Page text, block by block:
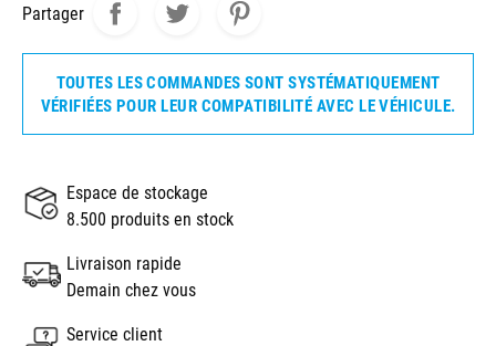
Partager
TOUTES LES COMMANDES SONT SYSTÉMATIQUEMENT
VÉRIFIÉES POUR LEUR COMPATIBILITÉ AVEC LE VÉHICULE.
Espace de stockage
8.500 produits en stock
Livraison rapide
Demain chez vous
Service client